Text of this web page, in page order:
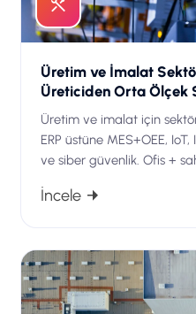
Üretim ve İmalat
Üreticiden Orta Ölçek
Üretim ve imalat için
ERP üstüne MES+OEE,
ve siber güvenlik. Ofis +
İncele